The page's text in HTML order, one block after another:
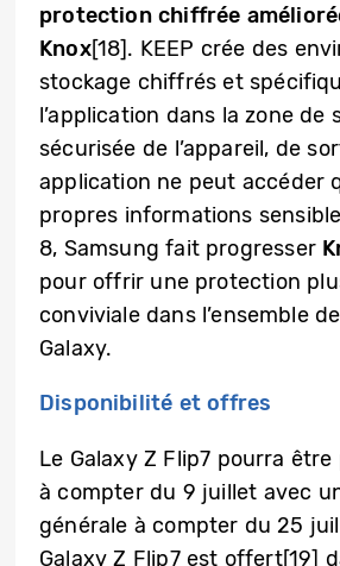
protection chiffrée
Knox[18]. KEEP crée des
stockage chiffrés et
l’application dans la zone de
sécurisée de l’appareil, de
application ne peut accéder
propres informations
8, Samsung fait progresser
pour offrir une protection
conviviale dans l’ensemble
Galaxy.
Disponibilité et offres
Le Galaxy Z Flip7 pourra
à compter du 9 juillet avec
générale à compter du 25
Galaxy Z Flip7 est offert[19]